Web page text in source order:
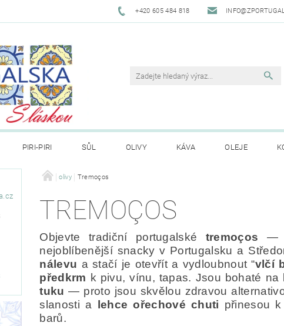
+420 605 484 818
PIRI-PIRI SŮL OLIVY KÁVA OLEJE
ZNAČKY O NÁS
olivy Tremoços
TREMOÇOS
Objevte tradiční portugalské tremoços —
nejoblíbenější snacky v Portugalsku a
nálevu a stačí je otevřít a vydloubnout “vlčí
předkrm k pivu, vínu, tapas. Jsou bohaté na
tuku — proto jsou skvělou zdravou
slanosti a lehce ořechové chuti přinesou
barů.